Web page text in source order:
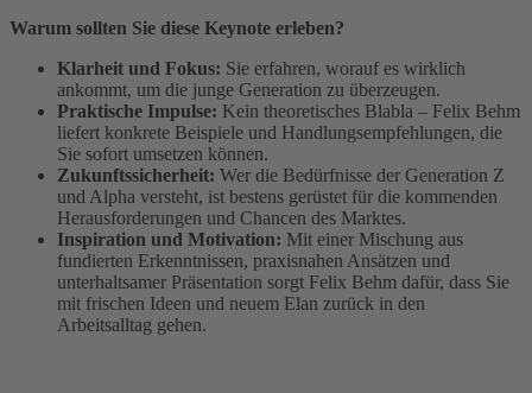
Warum sollten Sie diese Keynote erleben?
Klarheit und Fokus: Sie erfahren, worauf es wirklich
ankommt, um die junge Generation zu überzeugen.
Praktische Impulse: Kein theoretisches Blabla – Felix Behm
liefert konkrete Beispiele und Handlungsempfehlungen, die
Sie sofort umsetzen können.
Zukunftssicherheit: Wer die Bedürfnisse der Generation Z
und Alpha versteht, ist bestens gerüstet für die kommenden
Herausforderungen und Chancen des Marktes.
Inspiration und Motivation: Mit einer Mischung aus
fundierten Erkenntnissen, praxisnahen Ansätzen und
unterhaltsamer Präsentation sorgt Felix Behm dafür, dass Sie
mit frischen Ideen und neuem Elan zurück in den
Arbeitsalltag gehen.